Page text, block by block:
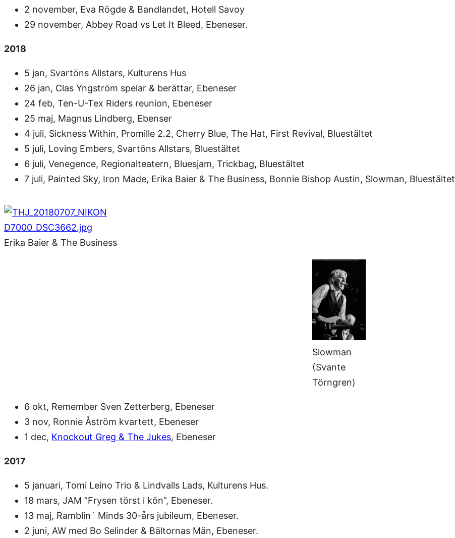
2 november, Eva Rögde & Bandlandet, Hotell Savoy
29 november, Abbey Road vs Let It Bleed, Ebeneser.
2018
5 jan, Svartöns Allstars, Kulturens Hus
26 jan, Clas Yngström spelar & berättar, Ebeneser
24 feb, Ten-U-Tex Riders reunion, Ebeneser
25 maj, Magnus Lindberg, Ebenser
4 juli, Sickness Within, Promille 2.2, Cherry Blue, The Hat, First Revival, Bluestältet
5 juli, Loving Embers, Svartöns Allstars, Bluestältet
6 juli, Venegence, Regionalteatern, Bluesjam, Trickbag, Bluestältet
7 juli, Painted Sky, Iron Made, Erika Baier & The Business, Bonnie Bishop Austin, Slowman, Bluestältet
Erika Baier & The Business
Slowman
(Svante
Törngren)
6 okt, Remember Sven Zetterberg, Ebeneser
3 nov, Ronnie Åström kvartett, Ebeneser
1 dec, Knockout Greg & The Jukes, Ebeneser
2017
5 januari, Tomi Leino Trio & Lindvalls Lads, Kulturens Hus.
18 mars, JAM ”Frysen törst i kön”, Ebeneser.
13 maj, Ramblin´ Minds 30-års jubileum, Ebeneser.
2 juni, AW med Bo Selinder & Bältornas Män, Ebeneser.